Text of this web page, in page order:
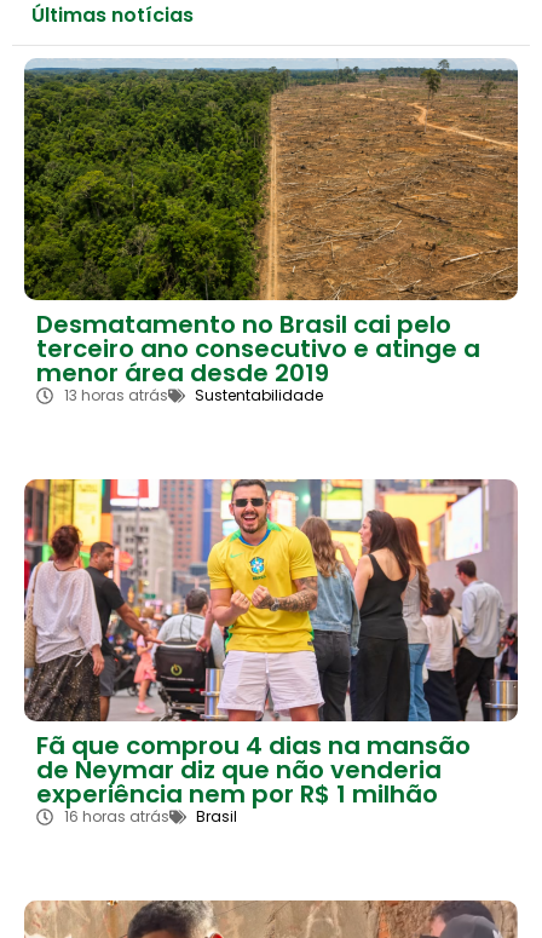
Últimas notícias
Desmatamento no Brasil cai pelo
terceiro ano consecutivo e atinge a
menor área desde 2019
13 horas atrás Sustentabilidade
Fã que comprou 4 dias na mansão
de Neymar diz que não venderia
experiência nem por R$ 1 milhão
16 horas atrás Brasil